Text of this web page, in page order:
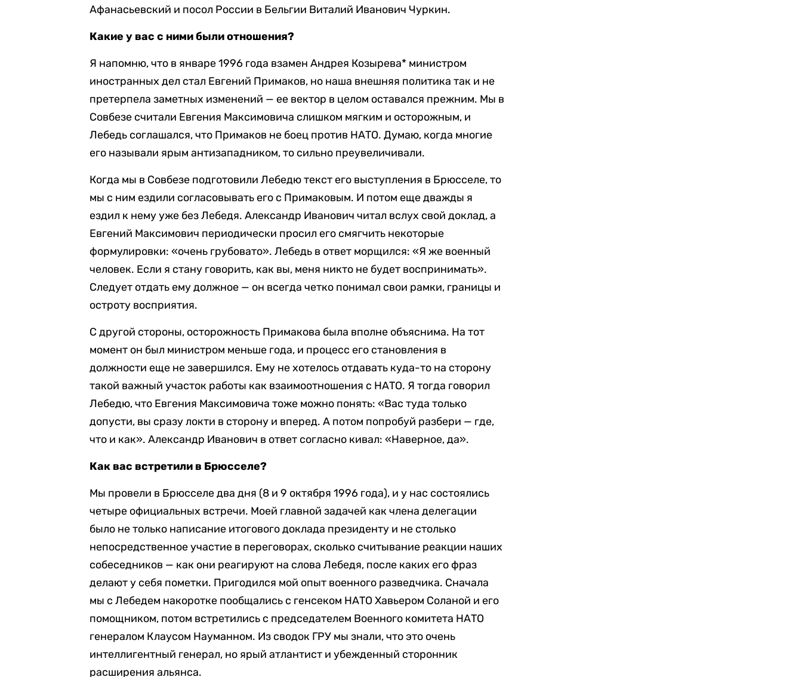
Афанасьевский и посол России в Бельгии Виталий Иванович Чуркин.
Какие у вас с ними были отношения?
Я напомню, что в январе 1996 года взамен Андрея Козырева* министром
иностранных дел стал Евгений Примаков, но наша внешняя политика так и не
претерпела заметных изменений — ее вектор в целом оставался прежним. Мы в
Совбезе считали Евгения Максимовича слишком мягким и осторожным, и
Лебедь соглашался, что Примаков не боец против НАТО. Думаю, когда многие
его называли ярым антизападником, то сильно преувеличивали.
Когда мы в Совбезе подготовили Лебедю текст его выступления в Брюсселе, то
мы с ним ездили согласовывать его с Примаковым. И потом еще дважды я
ездил к нему уже без Лебедя. Александр Иванович читал вслух свой доклад, а
Евгений Максимович периодически просил его смягчить некоторые
формулировки: «очень грубовато». Лебедь в ответ морщился: «Я же военный
человек. Если я стану говорить, как вы, меня никто не будет воспринимать».
Следует отдать ему должное — он всегда четко понимал свои рамки, границы и
остроту восприятия.
С другой стороны, осторожность Примакова была вполне объяснима. На тот
момент он был министром меньше года, и процесс его становления в
должности еще не завершился. Ему не хотелось отдавать куда-то на сторону
такой важный участок работы как взаимоотношения с НАТО. Я тогда говорил
Лебедю, что Евгения Максимовича тоже можно понять: «Вас туда только
допусти, вы сразу локти в сторону и вперед. А потом попробуй разбери — где,
что и как». Александр Иванович в ответ согласно кивал: «Наверное, да».
Как вас встретили в Брюсселе?
Мы провели в Брюсселе два дня (8 и 9 октября 1996 года), и у нас состоялись
четыре официальных встречи. Моей главной задачей как члена делегации
было не только написание итогового доклада президенту и не столько
непосредственное участие в переговорах, сколько считывание реакции наших
собеседников — как они реагируют на слова Лебедя, после каких его фраз
делают у себя пометки. Пригодился мой опыт военного разведчика. Сначала
мы с Лебедем накоротке пообщались с генсеком НАТО Хавьером Соланой и его
помощником, потом встретились с председателем Военного комитета НАТО
генералом Клаусом Науманном. Из сводок ГРУ мы знали, что это очень
интеллигентный генерал, но ярый атлантист и убежденный сторонник
расширения альянса.